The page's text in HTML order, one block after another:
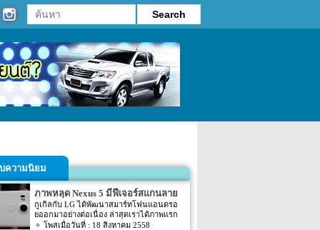
ความนิยม
ภาพหลุด Nexus 5 มีฟีเจอร์สแกนลาย
นิ้วมือ
กูเกิลกับ LG ได้พัฒนาสมาร์ทโฟนแอนดรอ
ยออกมาอย่างต่อเนื่อง ล่าสุดเราได้ภาพแรก
ของสมาร์ทโฟน Nexus 5 ซึ่งมั่นใจได้ว่าเป็น
18 สิงหาคม 2558